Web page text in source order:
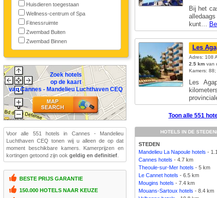
Huisdieren toegestaan
Wellness-centrum of Spa
Fitnessruimte
Zwembad Buiten
Zwembad Binnen
Zoek hotels
op de kaart
van Cannes - Mandelieu Luchthaven CEQ
Voor alle 551 hotels in Cannes - Mandelieu
Luchthaven CEQ tonen wij u alleen de op dat
moment beschikbare kamers. Kamerprijzen en
kortingen getoond zijn ookgeldig en definitief
BESTE PRIJS GARANTIE
150.000 HOTELS NAAR KEUZE
Bij het
kunt…
Les
Adres: 108
2.5 kmvan
Kamers:
Les
Toon alle 551
HOTELS IN DE
STEDEN
Mandelieu La Napoule hotels -
Cannes hotels - 4.7 km
Theoule-sur-Mer hotels - 5 km
Le Cannet hotels - 6.5 km
Mougins hotels - 7.4 km
Mouans-Sartoux hotels - 8.4 km